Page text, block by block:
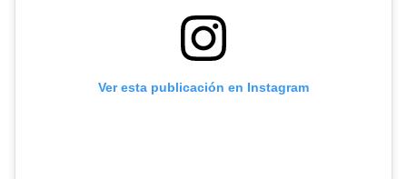
Ver esta publicación en Instagram